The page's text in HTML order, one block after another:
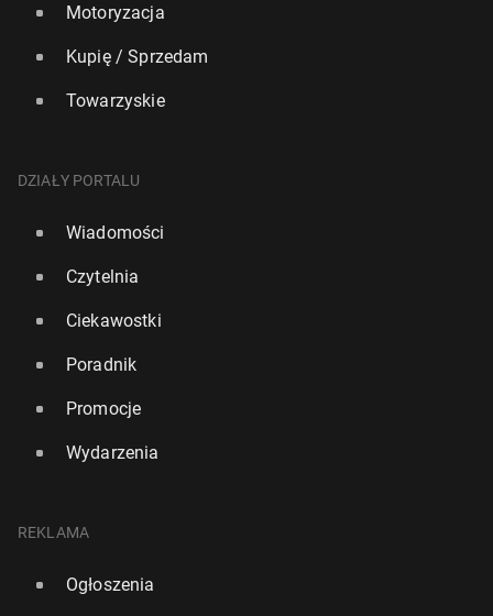
Motoryzacja
Kupię / Sprzedam
Towarzyskie
DZIAŁY PORTALU
Wiadomości
Czytelnia
Ciekawostki
Poradnik
Promocje
Wydarzenia
REKLAMA
Ogłoszenia